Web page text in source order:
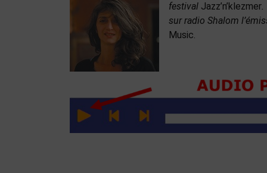
festival Jazz’n’klezmer.
sur radio Shalom
Music.